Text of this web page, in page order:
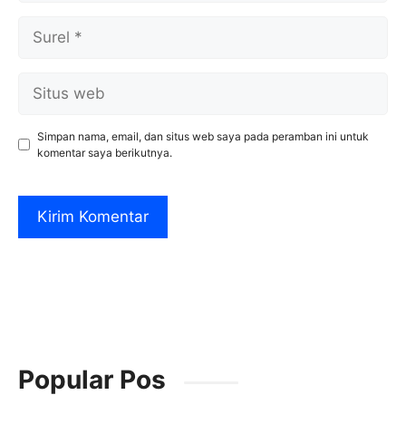
web
Simpan nama, email, dan situs web saya pada peramban ini untuk
komentar saya berikutnya.
Popular Pos